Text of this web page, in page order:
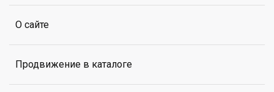
О сайте
Продвижение в каталоге